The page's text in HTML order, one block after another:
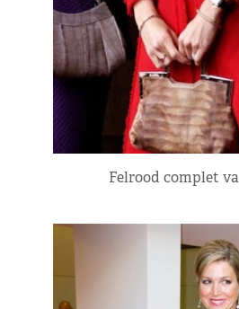
Felrood complet